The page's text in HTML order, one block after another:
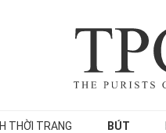
THỜI TRANG BÚT